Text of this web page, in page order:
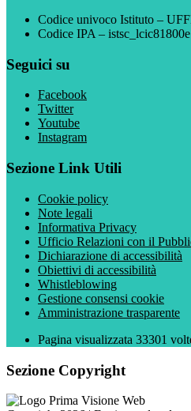
Codice univoco Istituto –
Codice IPA – istsc_lcic81800e
Seguici su
Facebook
Twitter
Youtube
Instagram
Sezione Link Utili
Cookie policy
Note legali
Informativa Privacy
Ufficio Relazioni con il
Dichiarazione di accessibilità
Obiettivi di accessibilità
Whistleblowing
Gestione consensi cookie
Amministrazione trasparente
Pagina visualizzata 33301
Sezione Copyright